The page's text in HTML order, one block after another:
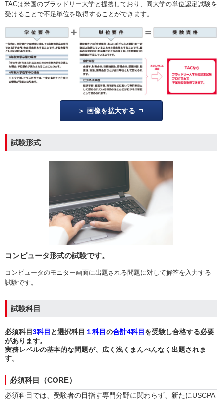
TACは米国のブラッドリー大学と提携しており、同大学の単位認定試験を
受けることで不足単位を取得することができます。
画像を拡大する
試験形式
コンピュータ形式の試験です。
コンピュータのモニター画面に出題される問題に対して解答を入力する
試験です。
試験科目
必須科目3科目 と選択科目 １科目の合計4科目 を受験し合格する必要
があります。
実務レベルの基本的な問題が、広く浅くまんべんなく出題されま
す。
必須科目（CORE）
必須科目では、受験者の目指す専門分野に関わらず、新たにUSCPA